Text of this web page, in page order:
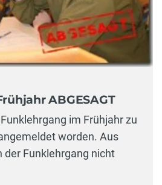
ABGESAGT
im Frühjahr zu
worden. Aus
der Funklehrgang nicht